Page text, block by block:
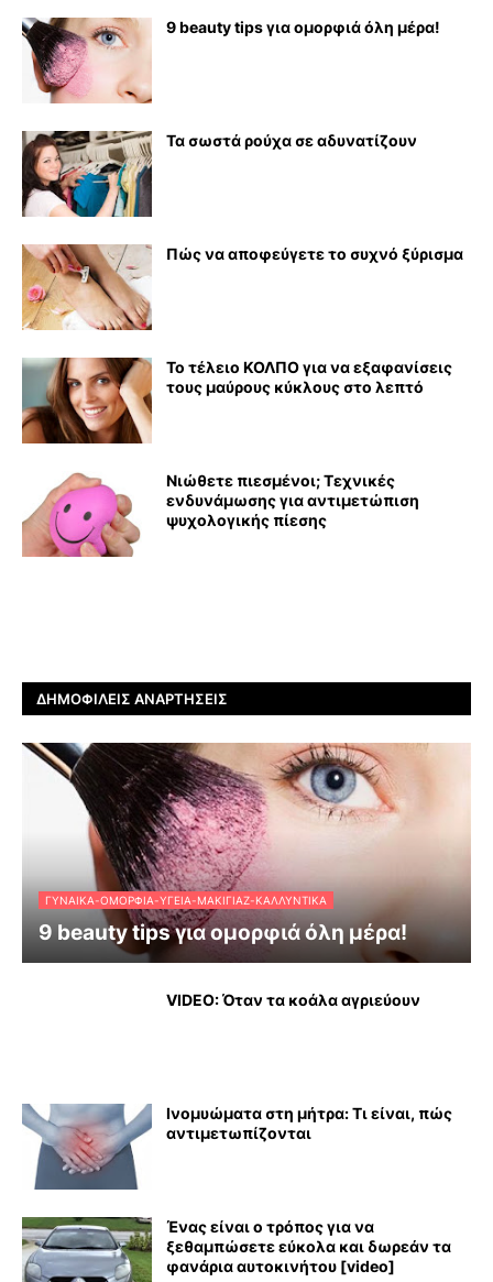
9 beauty tips για ομορφιά όλη μέρα!
Τα σωστά ρούχα σε αδυνατίζουν
Πώς να αποφεύγετε το συχνό ξύρισμα
Το τέλειο ΚΟΛΠΟ για να εξαφανίσεις
τους μαύρους κύκλους στο λεπτό
Νιώθετε πιεσμένοι; Τεχνικές
ενδυνάμωσης για αντιμετώπιση
ψυχολογικής πίεσης
ΔΗΜΟΦΙΛΕΊΣ ΑΝΑΡΤΉΣΕΙΣ
ΓΥΝΑΊΚΑ-ΟΜΟΡΦΙΆ-ΥΓΕΊΑ-ΜΑΚΙΓΙΆΖ-ΚΑΛΛΥΝΤΙΚΆ
9 beauty tips για ομορφιά όλη μέρα!
VIDEO: Όταν τα κοάλα αγριεύουν
Ινομυώματα στη μήτρα: Τι είναι, πώς
αντιμετωπίζονται
Ένας είναι ο τρόπος για να
ξεθαμπώσετε εύκολα και δωρεάν τα
φανάρια αυτοκινήτου [video]